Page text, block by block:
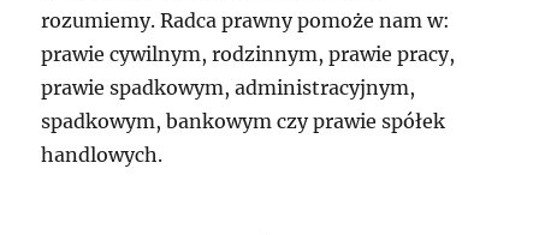
rozumiemy. Radca prawny pomoże nam w:
prawie cywilnym, rodzinnym, prawie pracy,
prawie spadkowym, administracyjnym,
spadkowym, bankowym czy prawie spółek
handlowych.